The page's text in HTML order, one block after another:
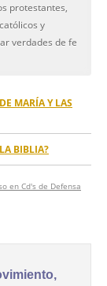
protestantes,
y
verdades de fe
MARÍA Y LAS
BIBLIA?
en Cd's de Defensa